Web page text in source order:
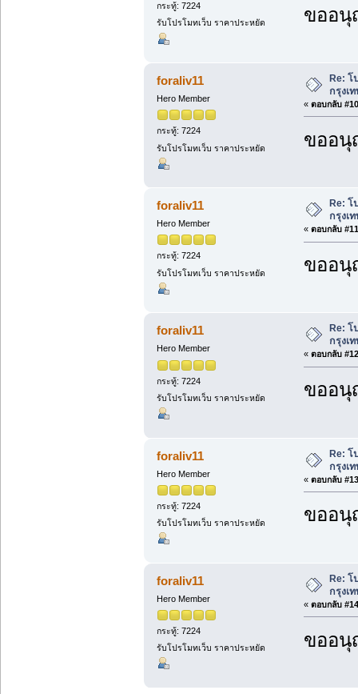
กระทู้: 7224
รับโปรโมทเว็บ ราคาประหยัด
ขออนุ
foraliv11
Hero Member
กระทู้: 7224
รับโปรโมทเว็บ ราคาประหยัด
Re:
กรุงเ
« ตอบกลับ
ขออนุ
foraliv11
Hero Member
กระทู้: 7224
รับโปรโมทเว็บ ราคาประหยัด
Re:
กรุงเ
« ตอบกลับ
ขออนุ
foraliv11
Hero Member
กระทู้: 7224
รับโปรโมทเว็บ ราคาประหยัด
Re:
กรุงเ
« ตอบกลับ
ขออนุ
foraliv11
Hero Member
กระทู้: 7224
รับโปรโมทเว็บ ราคาประหยัด
Re: โ
กรุงเ
« ตอบกลับ
ขออนุ
foraliv11
Hero Member
กระทู้: 7224
รับโปรโมทเว็บ ราคาประหยัด
Re: โ
กรุงเ
« ตอบกลับ
ขออนุ